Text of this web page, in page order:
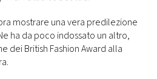
mostrare una vera predilezione
ha da poco indossato un altro,
dei British Fashion Award alla